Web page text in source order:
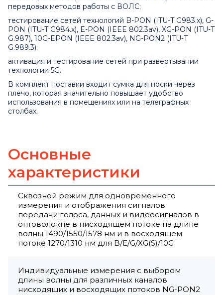
передовых методов работы с ВОЛС;
тестирование сетей технологий B-PON (ITU-T G983.x), G-
PON (ITU-T G984.x), E-PON (IEEE 802.3av), XG-PON (ITU-T
G.987), 10G-EPON (IEEE 802.3av), NG-PON2 (ITU-T
G.989.3);
активация и тестирование сетей при развертывании
технологии 5G.
В комплект поставки входит сумка для носки через
плечо, которая значительно повышает удобство
использования в помещениях или на телеграфных
столбах.
Основные
характеристики
Сквозной режим для одновременного
измерения и отображения сигналов
передачи голоса, данных и видеосигналов в
оптоволокне в нисходящем потоке на длине
волны 1490/1550/1578 нм и в восходящем
потоке 1270/1310 нм для B/E/G/XG(S)/10G
Индивидуальные измерения с выбором
длины волны для различных каналов
нисходящих и восходящих потоков NG-PON2